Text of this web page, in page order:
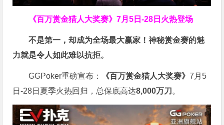
《百万赏金猎人大奖赛》7月5日-28日火热登场
不是第一，却成为全场最大赢家！神秘赏金赛的魅
力就是令人如此难以抗拒。
GGPoker重磅宣布： 《百万赏金猎人大奖赛》7月5
日-28日夏季火热回归，总保底高达8,000万刀 。